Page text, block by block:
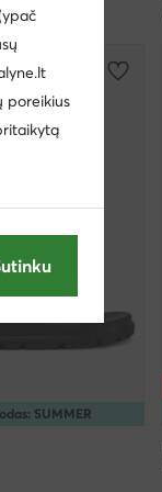
SUMMER
poreikius